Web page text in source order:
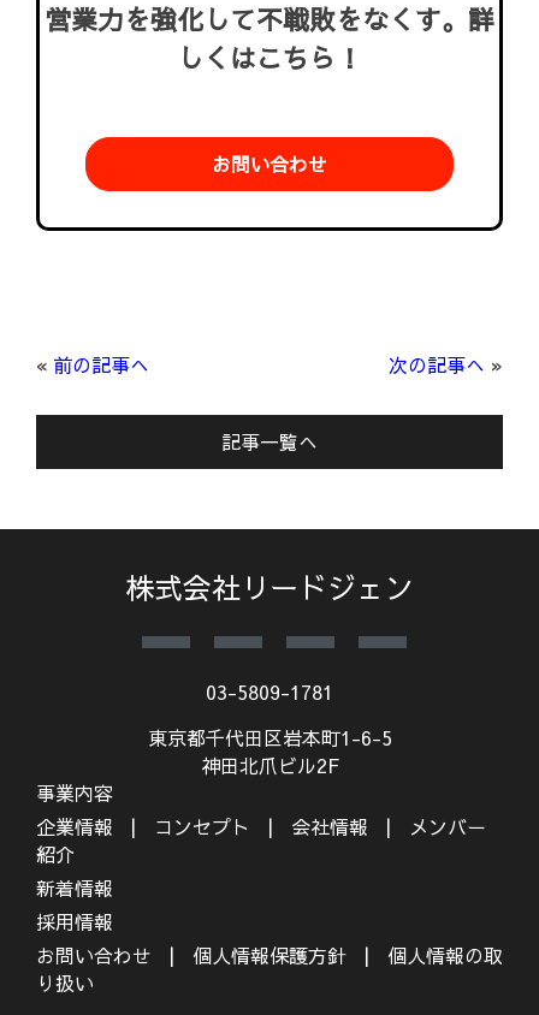
営業力を強化して不戦敗をなくす。詳
しくはこちら！
お問い合わせ
« 前の記事へ 次の記事へ »
記事一覧へ
株式会社リードジェン
03-5809-1781
東京都千代田区岩本町1-6-5
神田北爪ビル2F
事業内容
企業情報
コンセプト 会社情報
メンバー
紹介
新着情報
採用情報
お問い合わせ
個人情報保護方針
個人情報の取
り扱い